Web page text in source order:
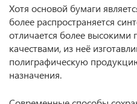
Хотя основой бумаги
более распространяется
отличается более высокими
качествами, из неё
полиграфическую
назначения.